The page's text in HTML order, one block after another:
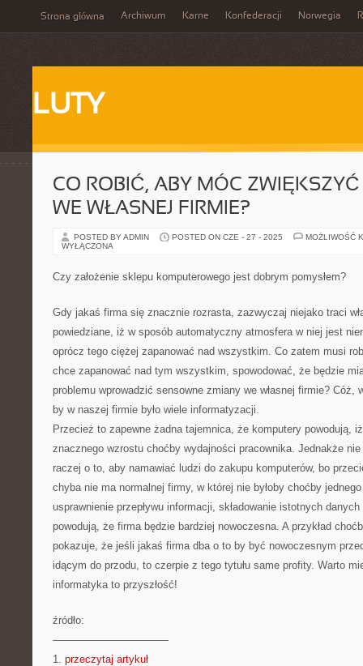
Strona główna Archiwum Karne Konfederacji Norwegia
LUTY
CO ROBIĆ, ABY MÓC
WE WŁASNEJ FIRMIE?
POSTED BY ADMIN POSTED ON CZE - 27 - 2025
MOŻLIWOŚĆ
WYŁĄCZONA
Czy założenie sklepu komputerowego jest dobrym pomysłem?
Gdy jakaś firma się znacznie rozrasta, zazwyczaj niejako traci
powiedziane, iż w sposób automatyczny atmosfera w niej jest
oprócz tego ciężej zapanować nad wszystkim. Co zatem musi
chce zapanować nad tym wszystkim, spowodować, że będzie
problemu wprowadzić sensowne zmiany we własnej firmie? Cóż,
by w naszej firmie było wiele informatyzacji.
Przecież to zapewne żadna tajemnica, że komputery powodują,
znacznego wzrostu choćby wydajności pracownika. Jednakże
raczej o to, aby namawiać ludzi do zakupu komputerów, bo
chyba nie ma normalnej firmy, w której nie byłoby choćby
usprawnienie przepływu informacji, składowanie istotnych
powodują, że firma będzie bardziej nowoczesna. A przykład
pokazuje, że jeśli jakaś firma dba o to by być nowoczesnym
idącym do przodu, to czerpie z tego tytułu same profity. Warto
informatyka to przyszłość!
źródło:
———————————
1. przeczytaj artykuł